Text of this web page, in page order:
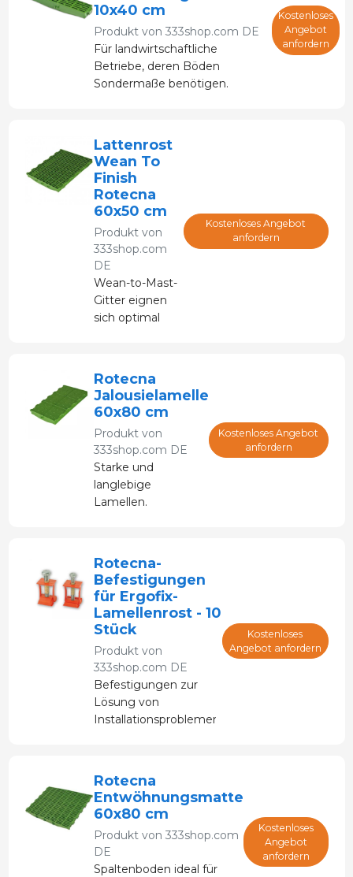
10x40 cm
Produkt von 333shop.com DE
Für landwirtschaftliche
Betriebe, deren Böden
Sondermaße benötigen.
Kostenloses
Angebot
anfordern
Lattenrost
Wean To
Finish
Rotecna
60x50 cm
Produkt von
333shop.com
DE
Wean-to-Mast-
Gitter eignen
sich optimal
Ferkelbereich)
als auch für
Übergangs-
und
Mastanlagen
und bieten den
nötigen
Komfort und
Kostenloses Angebot
anfordern
Rotecna
Jalousielamelle
60x80 cm
Produkt von
333shop.com DE
Starke und
langlebige
Lamellen.
Kontakt. Große
Auswahl für jeden
Bedarf und jede
Installation
Kostenloses Angebot
anfordern
Rotecna-
Befestigungen
für Ergofix-
Lamellenrost - 10
Stück
Produkt von
333shop.com DE
Befestigungen zur
Lösung von
Installationsproblemen,
Kostenloses
Angebot anfordern
Rotecna
Entwöhnungsmatte
60x80 cm
Produkt von 333shop.com
DE
Spaltenboden ideal für
Kostenloses
Angebot
anfordern